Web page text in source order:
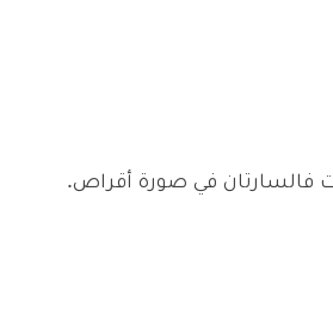
فالسارتان في صورة أقراص.